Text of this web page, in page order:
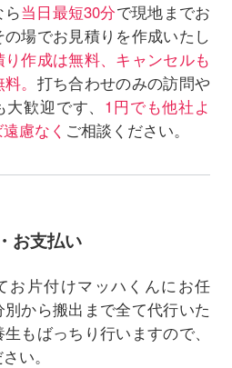
当日最短30分で現地までお
場でお見積りを作成いたし
り作成は無料、キャンセルも
。 打ち合わせのみの訪問や
歓迎です、 1円でも他社よ
慮なく ご相談ください。
お支払い
お片付けマッハくんにお任
から搬出まで全て代行いた
もばっちり行いますので、
い。